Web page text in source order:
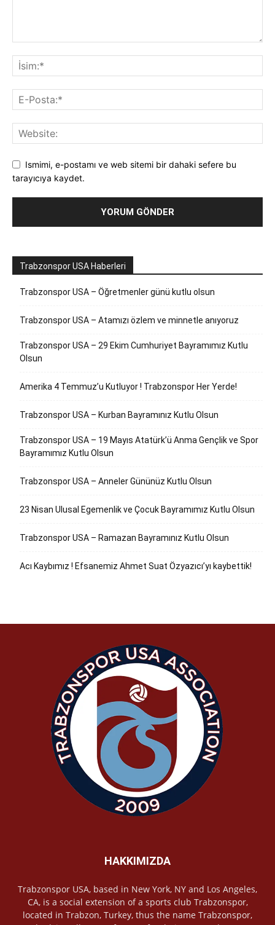
Ismimi, e-postamı ve web sitemi bir dahaki sefere bu
tarayıcıya kaydet.
Trabzonspor USA Haberleri
Trabzonspor USA – Öğretmenler günü kutlu olsun
Trabzonspor USA – Atamızı özlem ve minnetle anıyoruz
Trabzonspor USA – 29 Ekim Cumhuriyet Bayramımız Kutlu
Olsun
Amerika 4 Temmuz’u Kutluyor ! Trabzonspor Her Yerde!
Trabzonspor USA – Kurban Bayramınız Kutlu Olsun
Trabzonspor USA – 19 Mayıs Atatürk’ü Anma Gençlik ve Spor
Bayramımız Kutlu Olsun
Trabzonspor USA – Anneler Gününüz Kutlu Olsun
23 Nisan Ulusal Egemenlik ve Çocuk Bayramımız Kutlu Olsun
Trabzonspor USA – Ramazan Bayramınız Kutlu Olsun
Acı Kaybımız ! Efsanemiz Ahmet Suat Özyazıcı’yı kaybettik!
HAKKIMIZDA
Trabzonspor USA, based in New York, NY and Los Angeles,
CA, is a social extension of a sports club Trabzonspor,
located in Trabzon, Turkey, thus the name Trabzonspor,